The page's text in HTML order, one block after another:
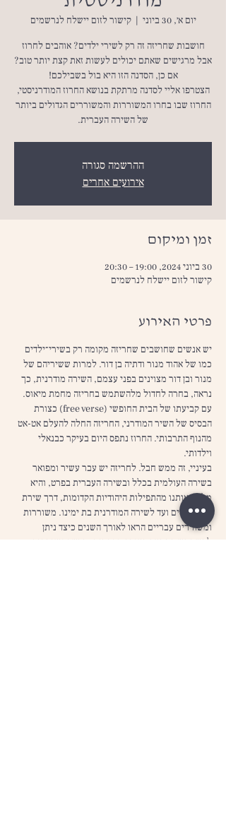
יום א׳, 30 ביוני
  |
קישור לזום יישלח לנרשמים
חושבות שחריזה זה רק לשירי ילדים? אוהבים לחרוז
אבל מרגישים שאתם יכולים לעשות זאת קצת יותר טוב?
הצטרפו אליי לסדנה מרתקת בנושא החרוז המודרניסטי,
החרוז שבו בחרו המשוררות והמשוררים הגדולים ביותר
של השירה העברית.
ההרשמה סגורה
אירועים אחרים
זמן ומיקום
30 ביוני 2024, 19:00 – 20:30
קישור לזום יישלח לנרשמים
פרטי האירוע
יש אנשים שחושבים שחריזה מקומה רק בשירי־ילדים
כמו של אהוד מנור ודתיה בן דור. למרות ששיריהם של
מנור ובן דור מצוינים בפני עצמם, השירה מודרנית, כך
נראה, בחרה לחדול מלהשתמש בחריזה מחמת מיאוס.
עם קביעתו של הבית החופשי (free verse) כצורת
הבסיס של השיר המודרני, החריזה החלה להעלם אט-אט
מהנוף התרבותי. החרוז נתפס היום בעיקר כבנאלי
וילדותי.
בעיניי, זה ממש חבל. לחריזה יש עבר עשיר ומפואר
בשירה העולמית בכלל ובשירה העברית בפרט, והיא
מלווה אותנו מהתפילות היהודיות הקדומות, דרך שירת
ימי הביניים ועד לשירה המודרנית בת ימינו. משוררות
ומשוררים עבריים הראו לאורך השנים כיצד ניתן
להשתמש בחריזה בצורה מסקרנת, חדשה ויצירתית